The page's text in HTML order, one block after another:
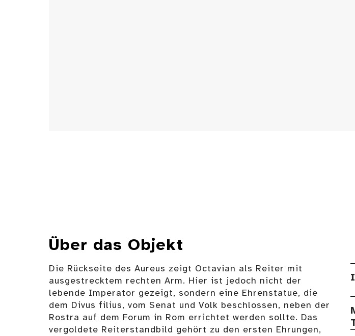
Über das Objekt
Die Rückseite des Aureus zeigt Octavian als Reiter mit
ausgestrecktem rechten Arm. Hier ist jedoch nicht der
lebende Imperator gezeigt, sondern eine Ehrenstatue, die
dem Divus filius, vom Senat und Volk beschlossen, neben der
Rostra auf dem Forum in Rom errichtet werden sollte. Das
vergoldete Reiterstandbild gehört zu den ersten Ehrungen,